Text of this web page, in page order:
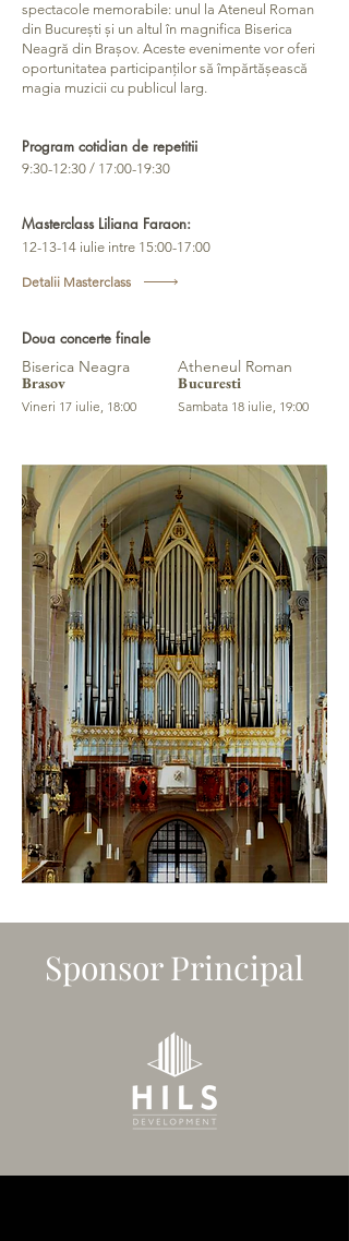
spectacole memorabile: unul la Ateneul Roman
din București și un altul în magnifica Biserica
Neagră din Brașov. Aceste evenimente vor oferi
oportunitatea participanților să împărtășească
magia muzicii cu publicul larg.
Program cotidian de repetitii
9:30-12:30 / 17:00-19:30
Masterclass Liliana Faraon:
12-13-14 iulie intre 15:00-17:00
Doua concerte finale
Biserica Neagra
Brasov
Vineri 17 iulie, 18:00
Atheneul Roman
Bucuresti
Sambata 18 iulie, 19:00
Detalii Masterclass
Sponsor Principal